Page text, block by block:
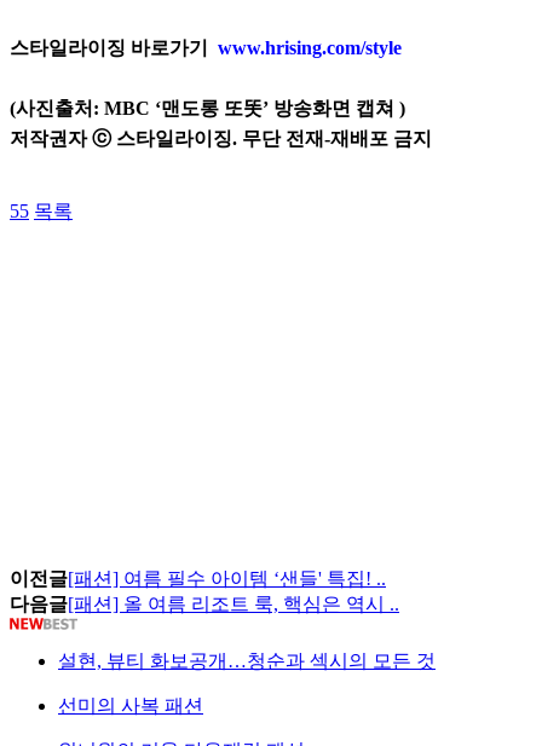
스타일라이징 바로가기 www.hrising.com/style
(사진출처: MBC ‘맨도롱 또똣’ 방송화면 캡쳐 )
저작권자 ⓒ 스타일라이징. 무단 전재-재배포 금지
55 목록
이전글[패션] 여름 필수 아이템 ‘샌들' 특집! ..
다음글[패션] 올 여름 리조트 룩, 핵심은 역시 ..
설현, 뷰티 화보공개…청순과 섹시의 모든 것
선미의 사복 패션